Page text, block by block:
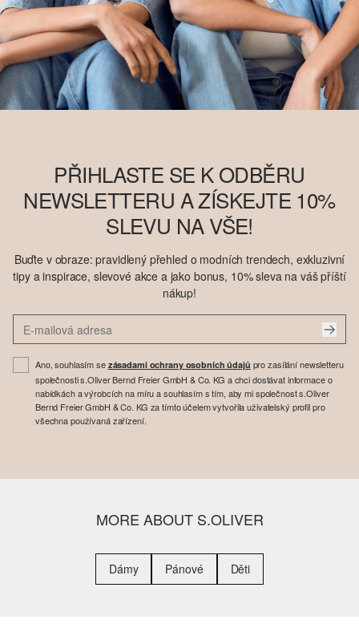
PŘIHLASTE SE K ODBĚRU
NEWSLETTERU A ZÍSKEJTE 10%
SLEVU NA VŠE!
Buďte v obraze: pravidlený přehled o modních trendech, exkluzivní
tipy a inspirace, slevové akce a jako bonus, 10% sleva na váš příští
nákup!
Ano, souhlasím se zásadami ochrany osobních údajů pro zasílání newsletteru
společnosti s.Oliver Bernd Freier GmbH & Co. KG a chci dostávat informace o
nabídkách a výrobcích na míru a souhlasím s tím, aby mi společnost s.Oliver
Bernd Freier GmbH & Co. KG za tímto účelem vytvořila uživatelský profil pro
všechna používaná zařízení.
MORE ABOUT S.OLIVER
Dámy Pánové Děti